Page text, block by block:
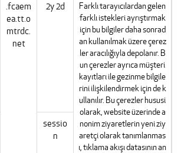
.fcaem
ea.tt.o
mtrdc.
net
2y 2d
Farklı tarayıcılardan gelen
farklı istekleri ayrıştırmak
için bu bilgiler daha sonrad
an kullanılmak üzere çerez
ler aracılığıyla depolanır. B
un çerezler ayrıca müşteri
kayıtları ile gezinme bilgile
rini ilişkilendirmek için de k
ullanılır. Bu çerezler hususi
olarak, website üzerinde a
nonim ziyaretlerin yeni ziy
aretçi olarak tanımlanmas
ı, tıklama akışı datasının an
sessio
n